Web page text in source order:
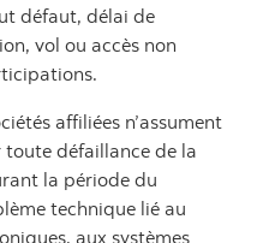
défaut, délai de
vol ou accès non
affiliées n’assument
défaillance de la
la période du
technique lié au
aux systèmes